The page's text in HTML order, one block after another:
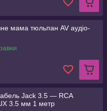
мама тюльпан AV аудіо-
Jack 3.5 — RCA
3.5 мм 1 метр